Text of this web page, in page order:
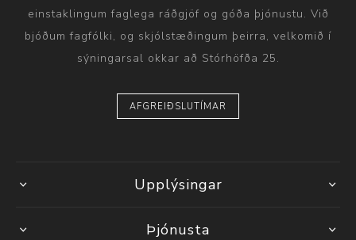
einstaklingum faglega ráðgjöf og góða þjónustu. Við
bjóðum fagfólki, og skjólstæðingum þeirra, velkomið í
sýningarsal okkar að Stórhöfða 25.
AFGREIÐSLUTÍMAR
Upplýsingar
Þjónusta